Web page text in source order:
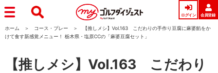
ログイン 会員登録
ホーム コース・プレー
【推しメシ】Vol.163 こだわりの手作り豆腐に麻婆餡をか
けて食す新感覚メニュー！ 栃木県・塩原CCの「麻婆豆腐セット」
【推しメシ】Vol.163 こだわり